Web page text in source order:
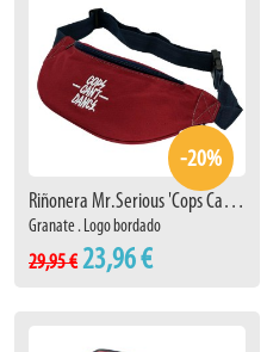
-20%
Riñonera Mr.Serious 'Cops Can't Dance' Granate
Granate . Logo bordado
29,95 € 23,96 €